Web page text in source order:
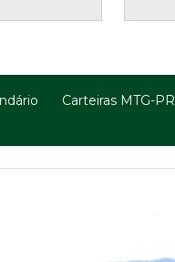
Carteiras MTG-PR